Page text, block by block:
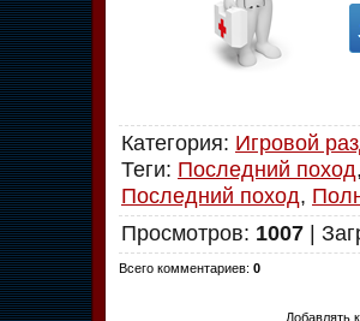
Категория: Игровой
Теги: Последний поход
Последний поход,
Просмотров: 1007 |
Всего комментариев: 0
Добавлять